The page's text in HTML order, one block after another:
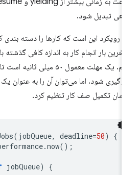
تبدیل شود.
رویکرد این است که کارها را دسته بندی
آخرین بار انجام کار به اندازه کافی گذشته
کنیم. یک مهلت معمول ۵۰ میلی
شود، اما می‌توان آن را به عنوان یک
تکمیل صف کار تنظیم کرد.
(jobQueue, deadline= 50
= performance.now
of jobQueue